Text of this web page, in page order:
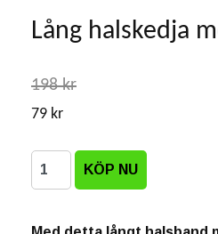
Lång halskedja
198 kr
79 kr